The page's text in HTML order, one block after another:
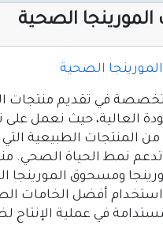
الصحية
الصحية
في تقديم منتجات
العالية، حيث نعمل على
المنتجات الطبيعية التي
نمط الحياة الصحي.
ومسحوق المورينجا
أفضل الخامات
في عملية الإنتاج